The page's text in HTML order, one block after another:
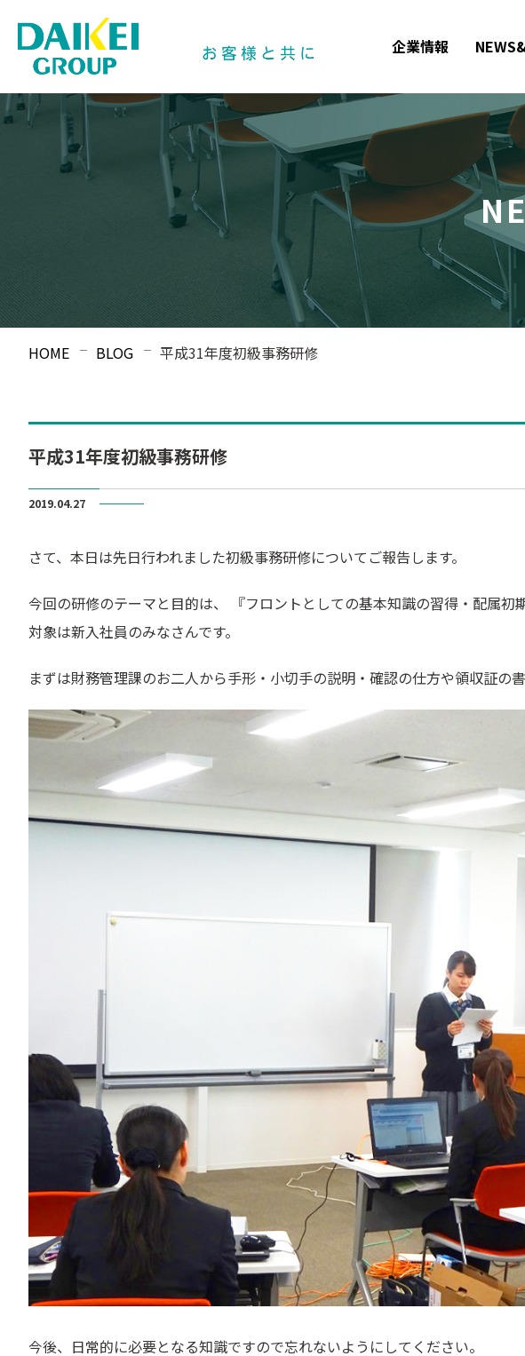
企業情報
HOME BLOG 平成31年度初級事務研修
平成31年度初級事務研修
2019.04.27
さて、本日は先日行われました初級事務研修についてご報告します。
今回の研修のテーマと目的は、 『フロントとしての基本知識の習得・配属初
対象は新入社員のみなさんです。
まずは財務管理課のお二人から手形・小切手の説明・確認の仕方や領収証の
今後、日常的に必要となる知識ですので忘れないようにしてください。